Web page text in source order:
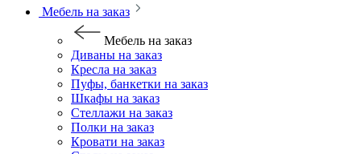
Мебель на заказ
Мебель на заказ
Диваны на заказ
Кресла на заказ
Пуфы, банкетки на заказ
Шкафы на заказ
Стеллажи на заказ
Полки на заказ
Кровати на заказ